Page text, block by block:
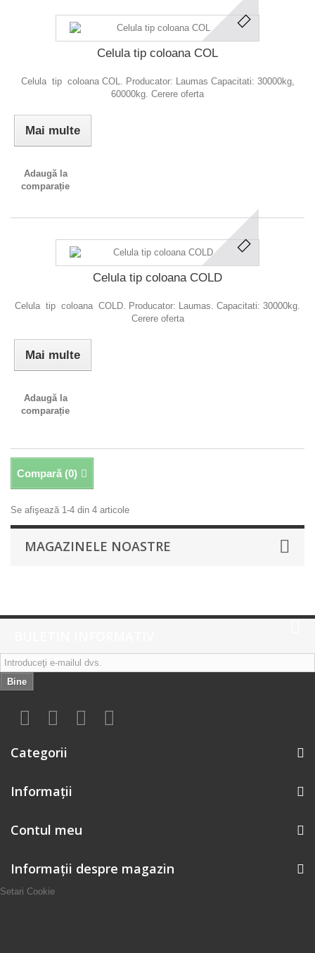
Celula tip coloana COL
Celula tip coloana COL. Producator: Laumas Capacitati: 30000kg,
60000kg. Cerere oferta
Mai multe
Adaugă la
comparație
Celula tip coloana COLD
Celula tip coloana COLD. Producator: Laumas. Capacitati: 30000kg.
Cerere oferta
Mai multe
Adaugă la
comparație
Compară (0)
Se afişează 1-4 din 4 articole
MAGAZINELE NOASTRE
Bine
Categorii
Informaţii
Contul meu
Informații despre magazin
Setari Cookie